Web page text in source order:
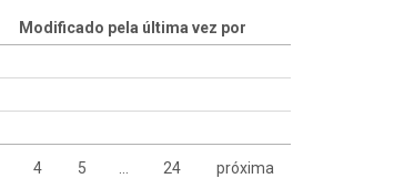
Modificado pela última vez por
4 5 … 24 próxima